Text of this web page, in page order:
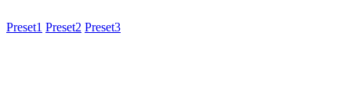
Preset1 Preset2 Preset3